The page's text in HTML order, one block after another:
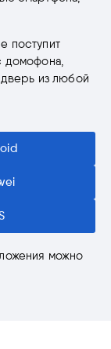
поступит
домофона,
дверь из любой
можно